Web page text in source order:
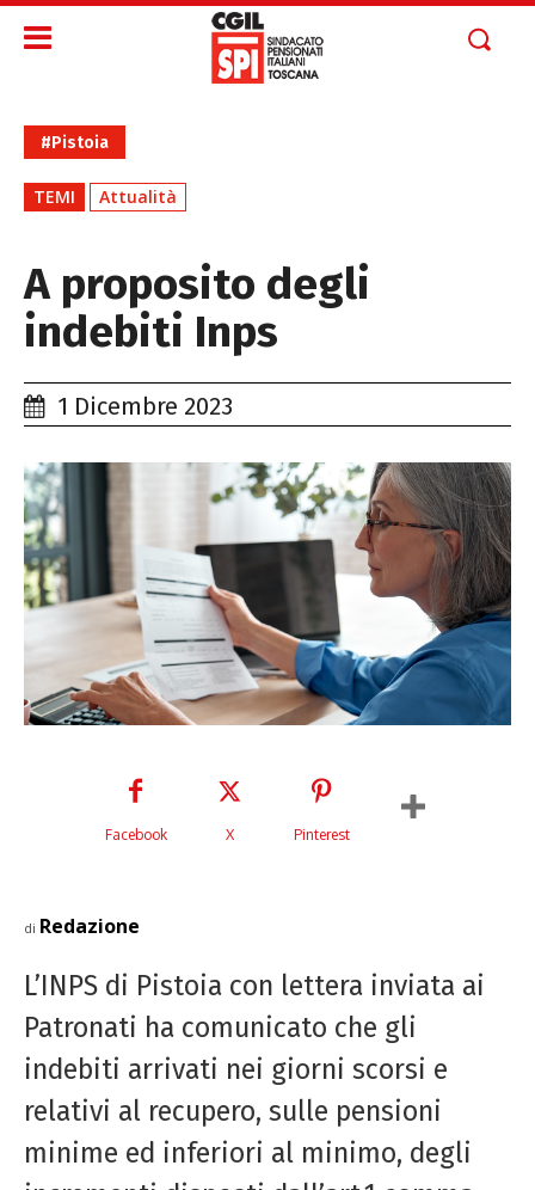
#Pistoia
TEMI Attualità
A proposito degli
indebiti Inps
1 Dicembre 2023
Facebook X Pinterest
di Redazione
L’INPS di Pistoia con lettera inviata ai
Patronati ha comunicato che gli
indebiti arrivati nei giorni scorsi e
relativi al recupero, sulle pensioni
minime ed inferiori al minimo, degli